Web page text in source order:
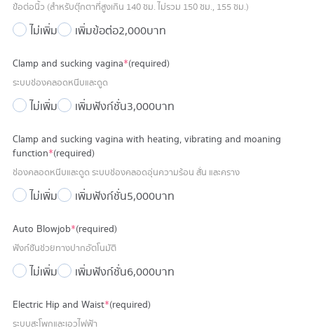
ข้อต่อนิ้ว (สำหรับตุ๊กตาที่สูงเกิน 140 ซม. ไม่รวม 150 ซม., 155 ซม.)
ไม่เพิ่ม เพิ่มข้อต่อ2,000 บาท
Clamp and sucking vagina*(required)
ระบบช่องคลอดหนีบและดูด
ไม่เพิ่ม เพิ่มฟังก์ชั่น3,000 บาท
Clamp and sucking vagina with heating, vibrating and moaning
function*(required)
ช่องคลอดหนีบและดูด ระบบช่องคลอดอุ่นความร้อน สั่น และคราง
ไม่เพิ่ม เพิ่มฟังก์ชั่น5,000 บาท
Auto Blowjob*(required)
ฟังก์ชันช่วยทางปากอัตโนมัติ
ไม่เพิ่ม เพิ่มฟังก์ชั่น6,000 บาท
Electric Hip and Waist*(required)
ระบบสะโพกและเอวไฟฟ้า